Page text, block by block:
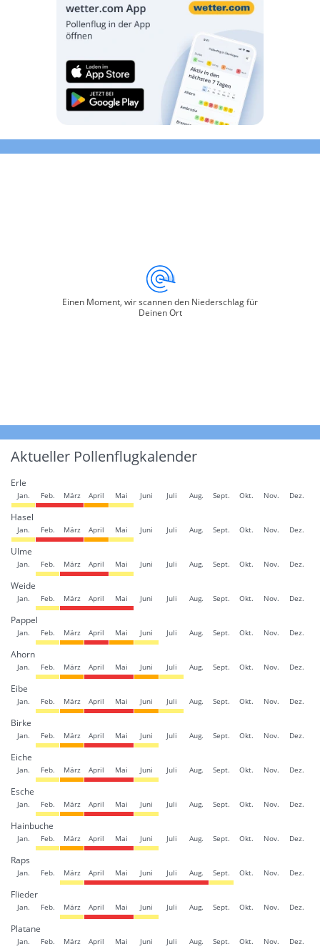
Einen Moment, wir scannen den Niederschlag für
Deinen Ort
Aktueller Pollenflugkalender
Erle
Jan. Feb. März April Mai Juni Juli Aug. Sept. Okt. Nov. Dez.
Hasel
Jan. Feb. März April Mai Juni Juli Aug. Sept. Okt. Nov. Dez.
Ulme
Jan. Feb. März April Mai Juni Juli Aug. Sept. Okt. Nov. Dez.
Weide
Jan. Feb. März April Mai Juni Juli Aug. Sept. Okt. Nov. Dez.
Pappel
Jan. Feb. März April Mai Juni Juli Aug. Sept. Okt. Nov. Dez.
Ahorn
Jan. Feb. März April Mai Juni Juli Aug. Sept. Okt. Nov. Dez.
Eibe
Jan. Feb. März April Mai Juni Juli Aug. Sept. Okt. Nov. Dez.
Birke
Jan. Feb. März April Mai Juni Juli Aug. Sept. Okt. Nov. Dez.
Eiche
Jan. Feb. März April Mai Juni Juli Aug. Sept. Okt. Nov. Dez.
Esche
Jan. Feb. März April Mai Juni Juli Aug. Sept. Okt. Nov. Dez.
Hainbuche
Jan. Feb. März April Mai Juni Juli Aug. Sept. Okt. Nov. Dez.
Raps
Jan. Feb. März April Mai Juni Juli Aug. Sept. Okt. Nov. Dez.
Flieder
Jan. Feb. März April Mai Juni Juli Aug. Sept. Okt. Nov. Dez.
Platane
Jan. Feb. März April Mai Juni Juli Aug. Sept. Okt. Nov. Dez.